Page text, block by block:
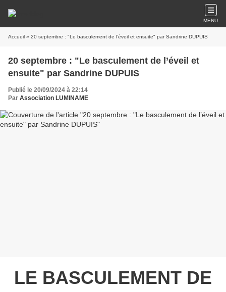
MENU
Accueil » 20 septembre : "Le basculement de l’éveil et ensuite" par Sandrine DUPUIS
20 septembre : "Le basculement de l’éveil et
ensuite" par Sandrine DUPUIS
Publié le 20/09/2024 à 22:14
Par Association LUMINAME
LE BASCULEMENT DE